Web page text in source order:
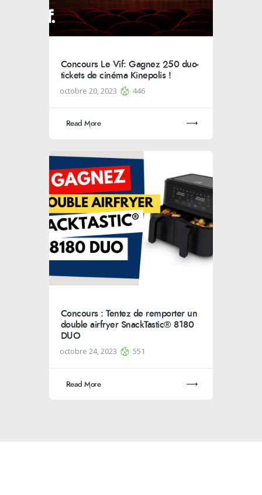
Concours Le Vif: Gagnez 250 duo-
tickets de cinéma Kinepolis !
octobre 20, 2023 446
Read More
Concours : Tentez de remporter un
double airfryer SnackTastic® 8180
DUO
octobre 24, 2023 551
Read More